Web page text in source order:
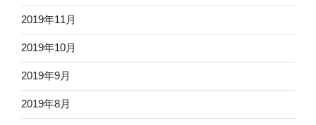
2019年11月
2019年10月
2019年9月
2019年8月